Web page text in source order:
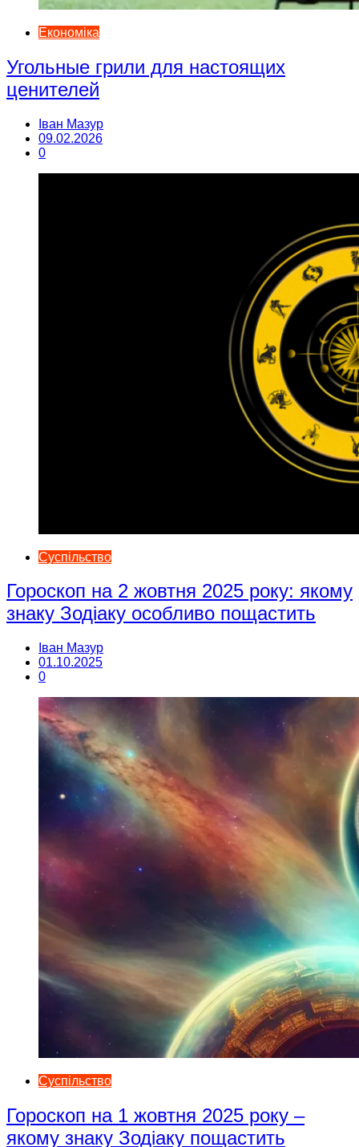
Економіка
Угольные грили для настоящих
ценителей
Іван Мазур
09.02.2026
0
Суспільство
Гороскоп на 2 жовтня 2025 року: якому
знаку Зодіаку особливо пощастить
Іван Мазур
01.10.2025
0
Суспільство
Гороскоп на 1 жовтня 2025 року –
якому знаку Зодіаку пощастить